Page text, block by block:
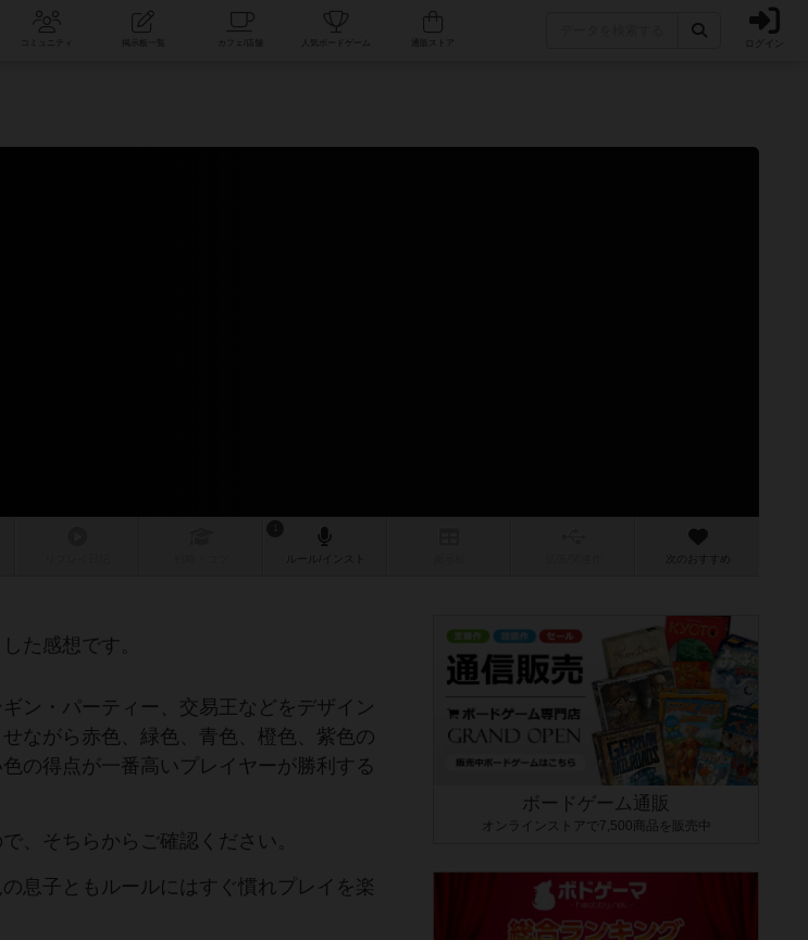
コミュニティ 人気ボードゲーム ログイン
次のおすすめ
た感想です。
ン・パーティー、交易王などをデザイン
ながら赤色、緑色、青色、橙色、紫色の
の得点が一番高いプレイヤーが勝利する
、そちらからご確認ください。
息子ともルールにはすぐ慣れプレイを楽
ボードゲーム通販
オンラインストアで7,500商品を販売中